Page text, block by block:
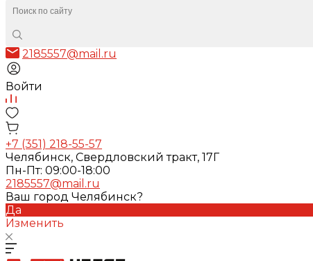
2185557@mail.ru
Войти
+7 (351) 218-55-57
Челябинск, Свердловский тракт, 17Г
Пн-Пт: 09:00-18:00
2185557@mail.ru
Ваш город Челябинск?
Да
Изменить